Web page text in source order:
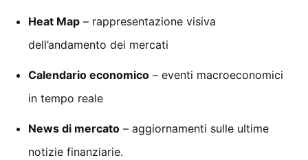
Heat Map – rappresentazione visiva
dell’andamento dei mercati
Calendario economico – eventi macroeconomici
in tempo reale
News di mercato – aggiornamenti sulle ultime
notizie finanziarie.